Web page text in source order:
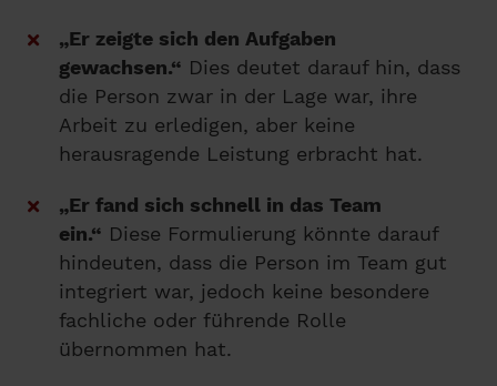
„Er zeigte sich den Aufgaben
gewachsen.“ Dies deutet darauf hin, dass
die Person zwar in der Lage war, ihre
Arbeit zu erledigen, aber keine
herausragende Leistung erbracht hat.
„Er fand sich schnell in das Team
ein.“ Diese Formulierung könnte darauf
hindeuten, dass die Person im Team gut
integriert war, jedoch keine besondere
fachliche oder führende Rolle
übernommen hat.